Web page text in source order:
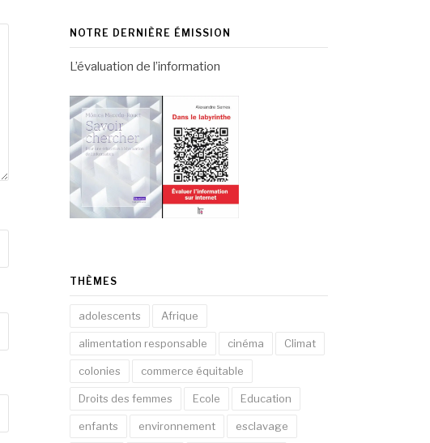
NOTRE DERNIÈRE ÉMISSION
L’évaluation de l’information
THÈMES
adolescents Afrique
alimentation responsable cinéma Climat
colonies commerce équitable
Droits des femmes Ecole Education
enfants environnement esclavage